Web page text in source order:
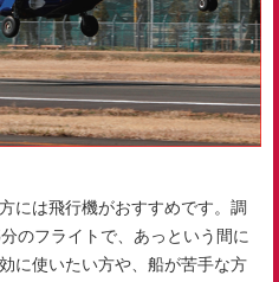
には飛行機がおすすめです。調
のフライトで、あっという間に
に使いたい方や、船が苦手な方